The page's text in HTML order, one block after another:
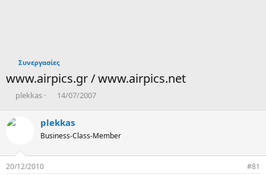
Συνεργασίες
www.airpics.gr / www.airpics.net
T
e
s
t
plekkas
Η
ρ
ο
η
14/07/2007
plekkas
Business-Class-Member
20/12/2010 #81